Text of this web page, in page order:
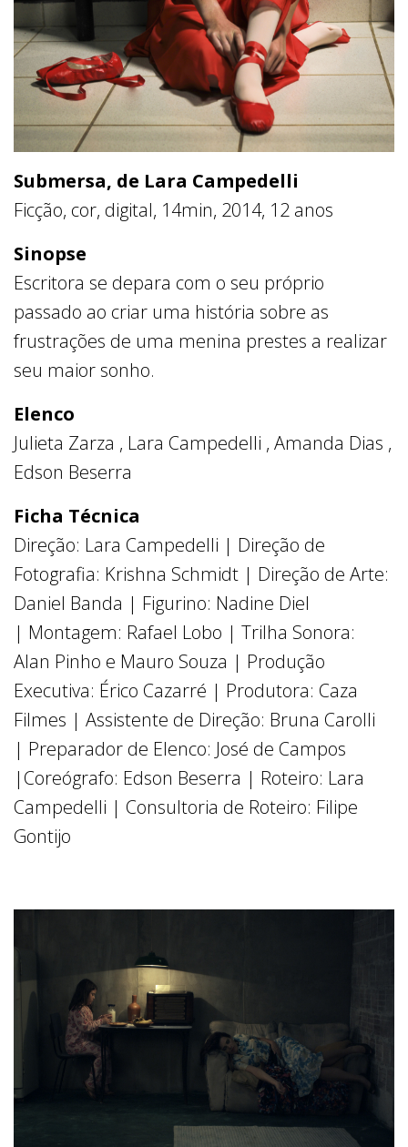
Submersa, de Lara Campedelli
Ficção, cor, digital, 14min, 2014, 12 anos
Sinopse
Escritora se depara com o seu próprio
passado ao criar uma história sobre as
frustrações de uma menina prestes a realizar
seu maior sonho.
Elenco
Julieta Zarza , Lara Campedelli , Amanda Dias ,
Edson Beserra
Ficha Técnica
Direção: Lara Campedelli | Direção de
Fotografia: Krishna Schmidt | Direção de Arte:
Daniel Banda | Figurino: Nadine Diel
| Montagem: Rafael Lobo | Trilha Sonora:
Alan Pinho e Mauro Souza | Produção
Executiva: Érico Cazarré | Produtora: Caza
Filmes | Assistente de Direção: Bruna Carolli
| Preparador de Elenco: José de Campos
|Coreógrafo: Edson Beserra | Roteiro: Lara
Campedelli | Consultoria de Roteiro: Filipe
Gontijo